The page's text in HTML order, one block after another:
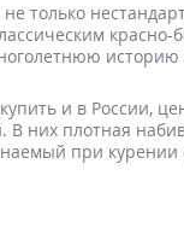
только
и в России,
В них плотная
при курении